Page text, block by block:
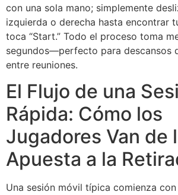
con una sola mano; simplemente
izquierda o derecha hasta encontrar
toca “Start.” Todo el proceso toma
segundos—perfecto para descansos
entre reuniones.
El Flujo de una
Rápida: Cómo los
Jugadores Van de
Apuesta a la
Una sesión móvil típica comienza